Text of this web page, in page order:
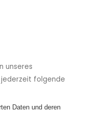
unseres
folgende
Daten und deren